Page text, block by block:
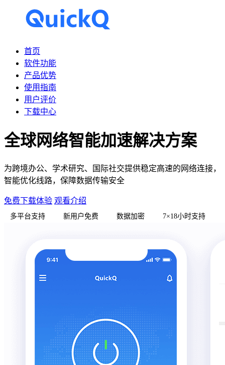
首页
软件功能
产品优势
使用指南
用户评价
下载中心
全球网络智能加速解决方案
为跨境办公、学术研究、国际社交提供稳定高速的网络连接，
智能优化线路，保障数据传输安全
免费下载体验 观看介绍
多平台支持 新用户免费 数据加密 7×18小时支持